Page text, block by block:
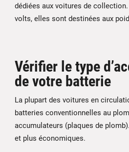
dédiées aux voitures de
volts, elles sont destinées aux
Vérifier le type
de votre batterie
La plupart des voitures en
batteries conventionnelles au
accumulateurs (plaques de
et plus économiques.